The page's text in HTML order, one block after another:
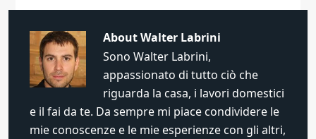
AboutWalter Labrini
Sono Walter Labrini,
appassionato di tutto ciò che
riguarda la casa, i lavori domestici
e il fai da te. Da sempre mi piace condividere le
mie conoscenze e le mie esperienze con gli altri,